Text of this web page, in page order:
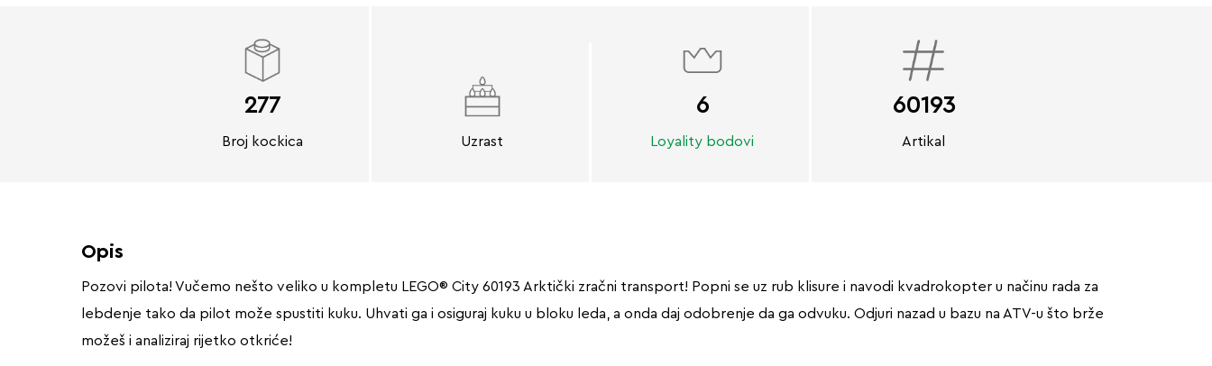
277
Broj kockica Uzrast
6
Loyality bodovi
60193
Artikal
Opis
Pozovi pilota! Vučemo nešto veliko u kompletu LEGO® City 60193 Arktički zračni transport! Popni se uz rub klisure i navodi kvadrokopter u načinu rada za
lebdenje tako da pilot može spustiti kuku. Uhvati ga i osiguraj kuku u bloku leda, a onda daj odobrenje da ga odvuku. Odjuri nazad u bazu na ATV-u što brže
možeš i analiziraj rijetko otkriće!